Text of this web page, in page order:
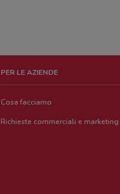
PER LE AZIENDE
Cosa facciamo
Richieste commerciali e marketing